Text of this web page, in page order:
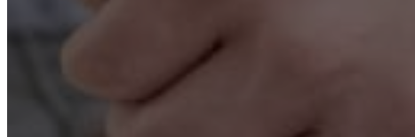
Лечение алкоголизма